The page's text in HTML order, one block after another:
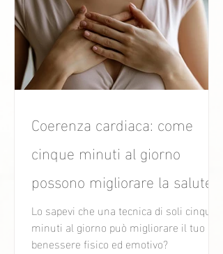
Coerenza cardiaca: come
cinque minuti al giorno
possono migliorare la salute
ormonale, la fertilità e il
benessere femminile
Lo sapevi che una tecnica di soli cinque
minuti al giorno può migliorare il tuo
benessere fisico ed emotivo?